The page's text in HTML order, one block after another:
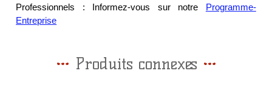
Professionnels : Informez-vous sur notre
Programme-
Entreprise
Produits connexes